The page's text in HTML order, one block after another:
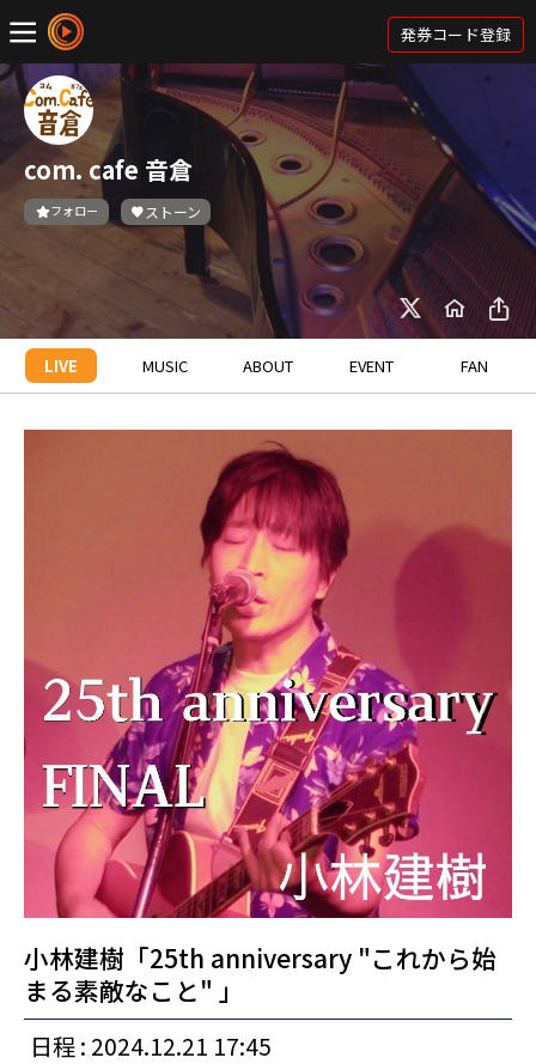
発券コード登録
com. cafe 音倉
フォロー ストーン
LIVE MUSIC ABOUT EVENT FAN
小林建樹「25th anniversary "これから始
まる素敵なこと" 」
日程 : 2024.12.21 17:45